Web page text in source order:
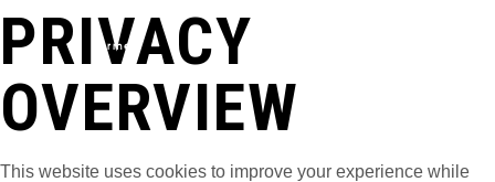
Fermer
PRIVACY
OVERVIEW
This website uses cookies to improve your experience while